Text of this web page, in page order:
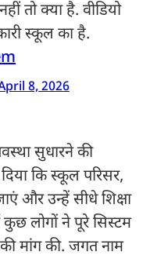
तो क्या है. वीडियो
स्कूल का है.
8, 2026
सुधारने की
कि स्कूल परिसर,
और उन्हें सीधे शिक्षा
कुछ लोगों ने पूरे सिस्टम
मांग की. जगत नाम